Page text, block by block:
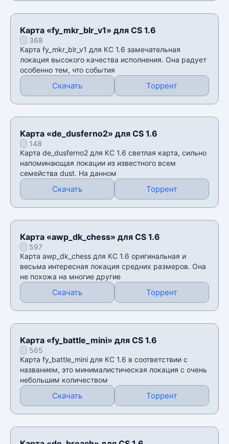
Карта «fy_mkr_blr_v1» для CS 1.6
368
Карта fy_mkr_blr_v1 для КС 1.6 замечательная
локация высокого качества исполнения. Она радует
особенно тем, что события
Скачать Торрент
Карта «de_dusferno2» для CS 1.6
148
Карта de_dusferno2 для КС 1.6 светлая карта, сильно
напоминающая локации из известного всем
семейства dust. На данном
Скачать Торрент
Карта «awp_dk_chess» для CS 1.6
597
Карта awp_dk_chess для КС 1.6 оригинальная и
весьма интересная локация средних размеров. Она
не похожа на многие другие
Скачать Торрент
Карта «fy_battle_mini» для CS 1.6
565
Карта fy_battle_mini для КС 1.6 в соответствии с
названием, это минималистическая локация с очень
небольшим количеством
Скачать Торрент